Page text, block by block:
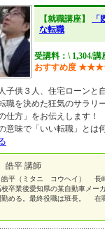
【就職講座】
な転職
受講料：\ 1,304/講
おすすめ度 ★★★
子供３人、住宅ローンと
職を決めた狂気のサラリ
仕方」をお伝えします
意味で「いい転職」とは
平 講師
平（ミタニ コウヘイ） 長崎
校卒業後愛知県の某自動車メー
勤める。最終役職は班長。 在